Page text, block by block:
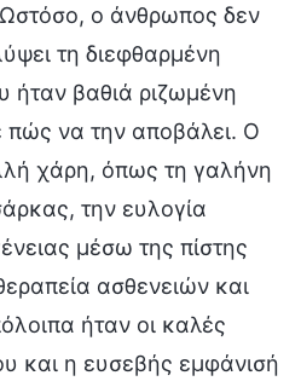
ο άνθρωπος δεν
τη διεφθαρμένη
ήταν βαθιά ριζωμένη
πώς να την αποβάλει. Ο
χάρη, όπως τη γαλήνη
την ευλογία
μέσω της πίστης
ασθενειών και
ήταν οι καλές
και η ευσεβής εμφάνισή